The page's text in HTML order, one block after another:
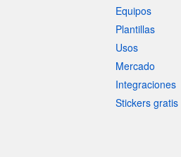
Equipos
Plantillas
Usos
Mercado
Integraciones
Stickers gratis